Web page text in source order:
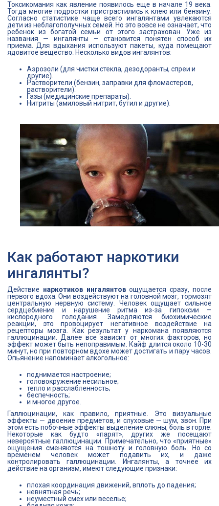
Токсикомания как явление появилось еще в начале 19 века.
Тогда многие подростки пристрастились к клею или бензину.
Согласно статистике чаще всего ингалянтами увлекаются
дети из неблагополучных семей. Но это вовсе не означает, что
ребенок из богатой семьи от этого застрахован. Уже из
названия — ингалянты — становится понятен способ их
приема. Для вдыхания используют пакеты, куда помещают
ядовитое вещество. Несколько видов ингалянтов:
Аэрозоли (для чистки стекла, дезодоранты, спреи и
другие).
Растворители (бензин, заправки для фломастеров,
растворители).
Газы (медицинские препараты).
Нитриты (амиловый нитрит, бутил и другие).
Как работают наркотики
ингалянты?
Действие наркотиков ингалянтовощущается сразу, после
первого вдоха. Они воздействуют на головной мозг, тормозят
центральную нервную систему. Человек ощущает сильное
сердцебиение и нарушение ритма из-за гипоксии —
кислородного голодания. Замедляются биохимические
реакции, это провоцирует негативное воздействие на
рецепторы мозга. Как результат у наркомана появляются
галлюцинации. Далее все зависит от многих факторов, но
эффект может быть непоправимым. Кайф длится около 10-30
минут, но при повторном вдохе может достигать и пару часов.
Опьянение напоминает алкогольное:
поднимается настроение;
головокружение несильное;
тепло и расслабленность;
беспечность;
и многое другое.
Галлюцинации, как правило, приятные. Это визуальные
эффекты — двоение предметов, и слуховые — шум, звон. При
этом есть побочные эффекты выделение слюны, боль в горле.
Некоторые как будто «парят», других же посещают
невероятные галлюцинации. Примечательно, что «приятные»
ощущения сменяются на тошноту и головную боль. Но со
временем человек может подавить их, и даже
контролировать галлюцинации. Ингалянты, а точнее их
действие на организм, имеют следующие признаки:
плохая координация движений, вплоть до падения;
невнятная речь;
неуместный смех или веселье;